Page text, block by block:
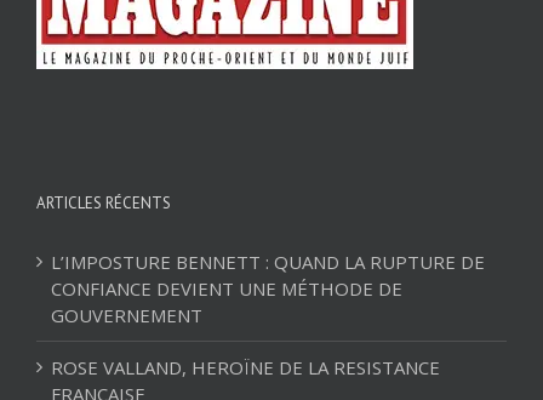
ARTICLES RÉCENTS
L’IMPOSTURE BENNETT : QUAND LA RUPTURE DE
CONFIANCE DEVIENT UNE MÉTHODE DE
GOUVERNEMENT
ROSE VALLAND, HEROÏNE DE LA RESISTANCE
FRANÇAISE